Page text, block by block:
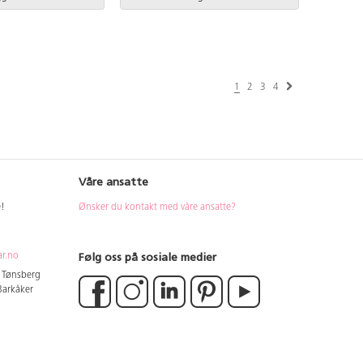
1 2 3 4
Våre ansatte
Ønsker du kontakt med våre ansatte?
Følg oss på sosiale medier